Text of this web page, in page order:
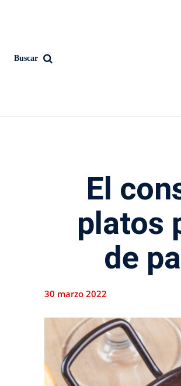
Buscar
El
platos
de
30 marzo 2022